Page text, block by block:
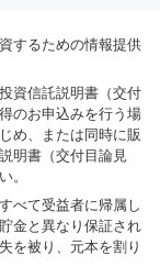
するための情報提供
資信託説明書（交付
のお申込みを行う場
め、または同時に販
明書（交付目論見
。
べて受益者に帰属し
金と異なり保証され
を被り、元本を割り